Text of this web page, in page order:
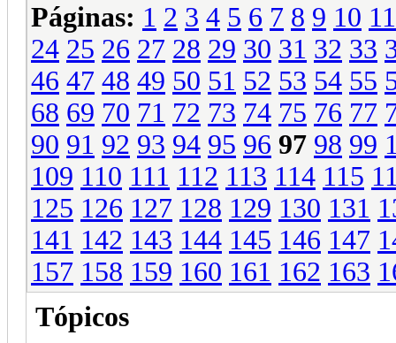
Páginas: 1 2 3 4 5 6 7 8 9 10 11
24 25 26 27 28 29 30 31 32 33
46 47 48 49 50 51 52 53 54 55
68 69 70 71 72 73 74 75 76 77
90 91 92 93 94 95 96 97 98 99
109 110 111 112 113 114 115
125 126 127 128 129 130 131
141 142 143 144 145 146 147
157 158 159 160 161 162 163
Tópicos